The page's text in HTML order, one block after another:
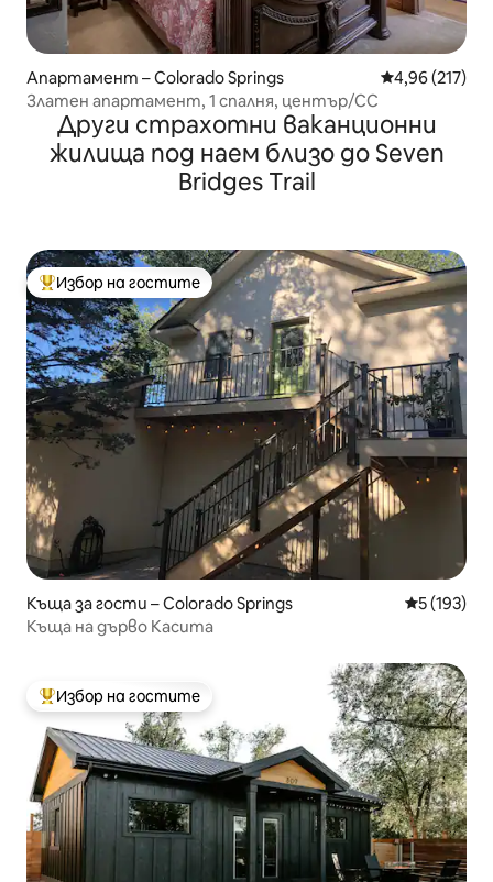
Апартамент – Colorado Springs Средна
4,96 (217)
Златен апартамент, 1 спалня, център/CC
Други страхотни ваканционни
жилища под наем близо до Seven
Bridges Trail
Най-популярен избор на гостите
Избор на гостите
Къща за гости – Colorado Springs Средна
5 (193)
Къща на дърво Касита
Най-популярен избор на гостите
Избор на гостите